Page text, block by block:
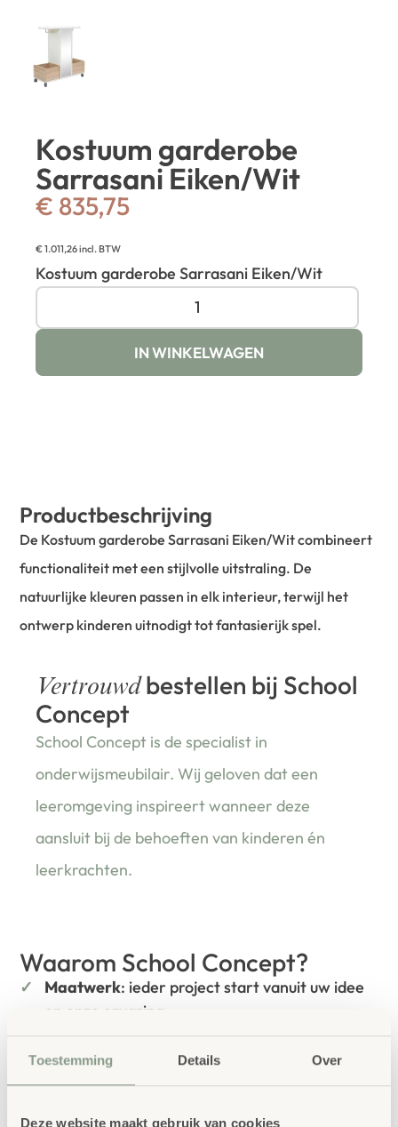
Toestemming Details Over
Deze website maakt gebruik van cookies
Kostuum garderobe
Sarrasani Eiken/Wit
€ 835,75
€1.011,26incl. BTW
Kostuum garderobe Sarrasani Eiken/Wit
IN WINKELWAGEN
Productbeschrijving
De Kostuum garderobe Sarrasani Eiken/Wit combineert
functionaliteit met een stijlvolle uitstraling. De
natuurlijke kleuren passen in elk interieur, terwijl het
ontwerp kinderen uitnodigt tot fantasierijk spel.
Vertrouwdbestellen bij School
Concept
School Concept is de specialist in
onderwijsmeubilair. Wij geloven dat een
leeromgeving inspireert wanneer deze
aansluit bij de behoeften van kinderen én
leerkrachten.
Waarom School Concept?
Maatwerk: ieder project start vanuit uw idee
en onze ervaring
Kwaliteit: al ons school- en
kinderopvangmeubilair is uitvoerig getest en
voldoet aan GS- en TÜV-keuringen
Duurzaamheid: wij werken met circulaire